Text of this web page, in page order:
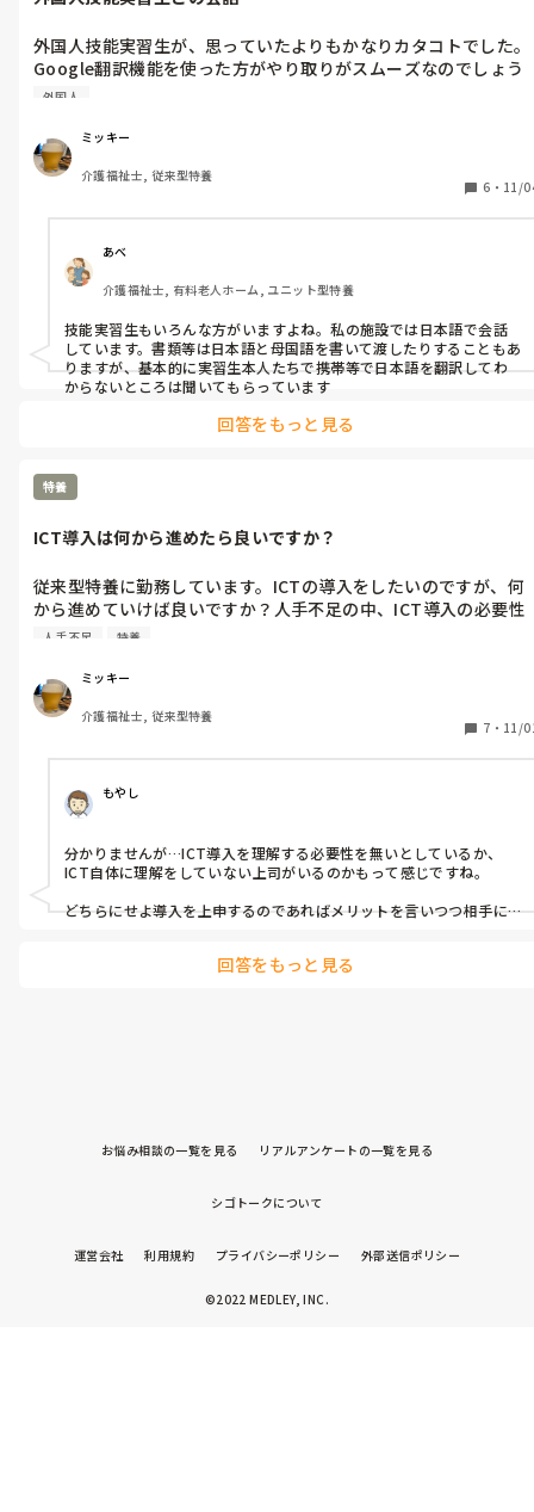
外国人技能実習生が、思っていたよりもかなりカタコトでした。
Google翻訳機能を使った方がやり取りがスムーズなのでしょう
が、利用者さんとのコミュニケーションを取る為にも日本語を主
外国人
ミッキー
介護福祉士, 従来型特養
6 ・ 11/
あべ
介護福祉士, 有料老人ホーム, ユニット型特養
技能実習生もいろんな方がいますよね。私の施設では日本語で会話
しています。書類等は日本語と母国語を書いて渡したりすることもあ
りますが、基本的に実習生本人たちで携帯等で日本語を翻訳してわ
からないところは聞いてもらっています
回答をもっと見る
特養
ICT導入は何から進めたら良いですか？
従来型特養に勤務しています。ICTの導入をしたいのですが、何
から進めていけば良いですか？人手不足の中、ICT導入の必要性
を理解している上司が少ないのと、Wi-Fi環境が整っていない状
人手不足 特養
ミッキー
介護福祉士, 従来型特養
7 ・ 11/
もやし
分かりませんが…ICT導入を理解する必要性を無いとしているか、
ICT自体に理解をしていない上司がいるのかもって感じですね。
どちらにせよ導入を上申するのであればメリットを言いつつ相手に
るのがスマートだと思います。回答をもっと見る
お悩み相談の一覧を見る リアルアンケートの一覧を見る
シゴトークについて
運営会社 利用規約 プライバシーポリシー 外部送信ポリシー
©2022 MEDLEY, INC.